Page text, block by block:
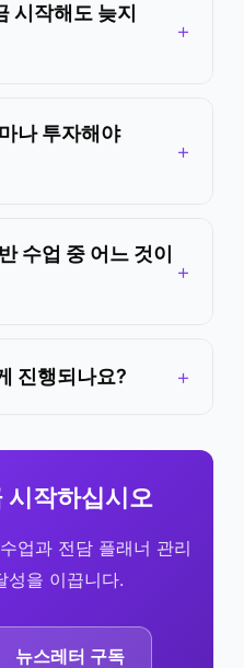
시작해도 늦지
나 투자해야
수업 중 어느 것이
진행되나요?
시작하십시오
업과 전담 플래너 관리
성을 이끕니다.
뉴스레터 구독